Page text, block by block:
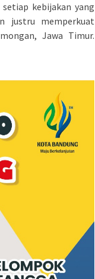
kebijakan yang
justru memperkuat
Jawa Timur.